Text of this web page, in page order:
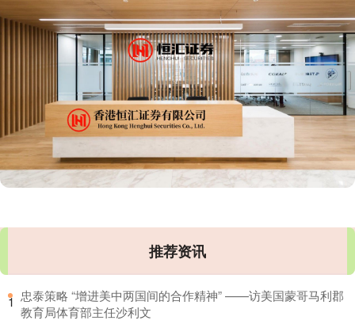
推荐资讯
1 ​忠泰策略 “增进美中两国间的合作精神” ——访美国蒙哥马利郡
教育局体育部主任沙利文